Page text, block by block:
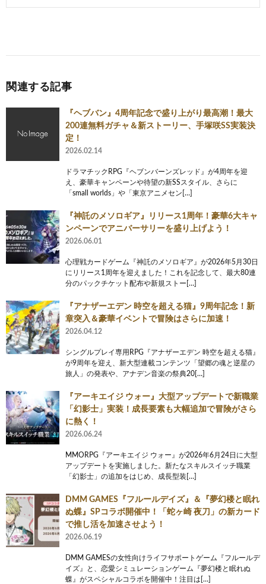
関連する記事
『ヘブバン』4周年記念で盛り上がり最高潮！最大
200連無料ガチャ＆新ストーリー、手塚咲SS実装決
定！
2026.02.14
ドラマチックRPG『ヘブンバーンズレッド』が4周年を迎
え、豪華キャンペーンや待望の新SSスタイル、さらに
「small worlds」や「東京アニメセン[…]
『神託のメソロギア』リリース1周年！豪華6大キャ
ンペーンでアニバーサリーを盛り上げよう！
2026.06.01
心理戦カードゲーム『神託のメソロギア』が2026年5月30日
にリリース1周年を迎えました！これを記念して、最大80連
分のパックチケット配布や新規ストー[…]
『アナザーエデン 時空を超える猫』9周年記念！新
章突入＆豪華イベントで冒険はさらに加速！
2026.04.12
シングルプレイ専用RPG『アナザーエデン 時空を超える猫』
が9周年を迎え、新大型連載コンテンツ「望郷の魂と逆星の
旅人」の発表や、アナデン音楽の祭典20[…]
『アーキエイジ ウォー』大型アップデートで新職業
「幻影士」実装！成長要素も大幅追加で冒険がさら
に熱く！
2026.06.24
MMORPG『アーキエイジ ウォー』が2026年6月24日に大型
アップデートを実施しました。新たなスキルスイッチ職業
「幻影士」の追加をはじめ、成長型装[…]
DMM GAMES『フルールデイズ』＆『夢幻楼と眠れ
ぬ蝶』SPコラボ開催中！「蛇ヶ崎 夜刀」の新カード
で推し活を加速させよう！
2026.06.19
DMM GAMESの女性向けライフサポートゲーム『フルールデ
イズ』と、恋愛シミュレーションゲーム『夢幻楼と眠れぬ
蝶』がスペシャルコラボを開催中！注目は[…]